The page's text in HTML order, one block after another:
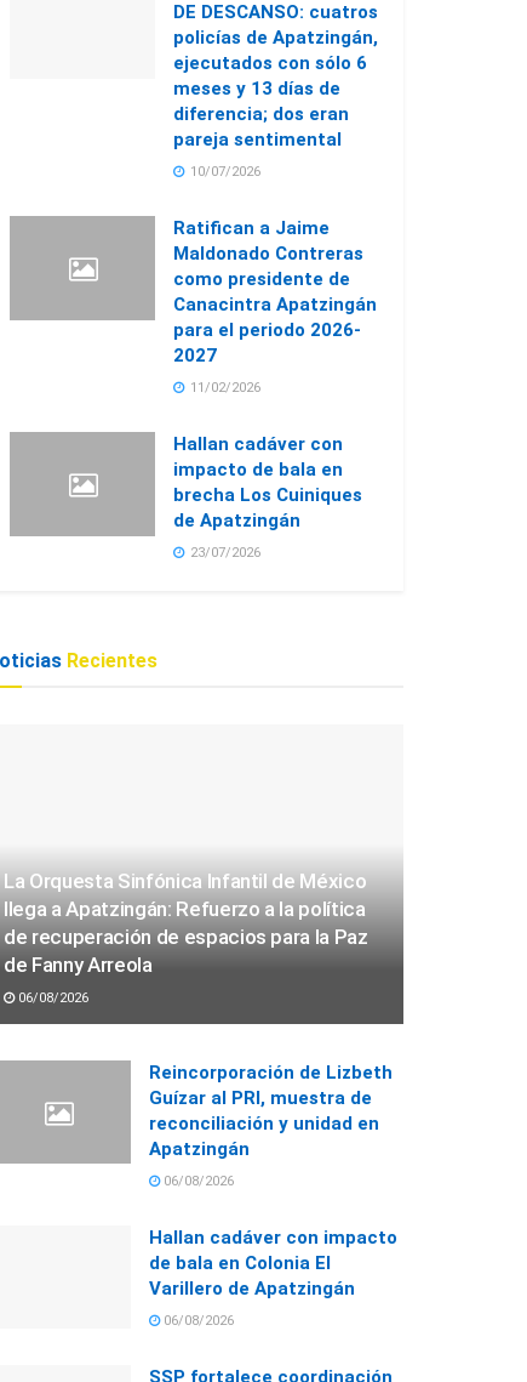
DE DESCANSO: cuatros
policías de Apatzingán,
ejecutados con sólo 6
meses y 13 días de
diferencia; dos eran
pareja sentimental
10/07/2026
Ratifican a Jaime
Maldonado Contreras
como presidente de
Canacintra Apatzingán
para el periodo 2026-
2027
11/02/2026
Hallan cadáver con
impacto de bala en
brecha Los Cuiniques
de Apatzingán
23/07/2026
Recientes
La Orquesta Sinfónica Infantil de México
llega a Apatzingán: Refuerzo a la política
de recuperación de espacios para la Paz
de Fanny Arreola
06/08/2026
Reincorporación de Lizbeth
Guízar al PRI, muestra de
reconciliación y unidad en
Apatzingán
06/08/2026
Hallan cadáver con impacto
de bala en Colonia El
Varillero de Apatzingán
06/08/2026
SSP fortalece coordinación